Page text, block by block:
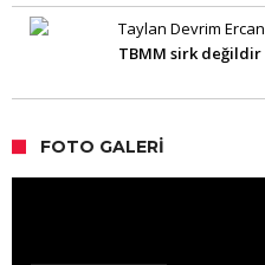
Taylan Devrim Ercan
TBMM sirk değildir
FOTO GALERI